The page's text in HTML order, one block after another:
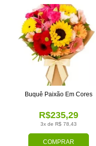
COMPRAR
3x de R$ 78,43
R$235,29
Buquê Paixão Em Cores